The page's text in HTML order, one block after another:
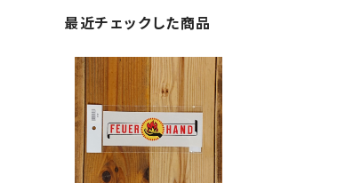
最近チェックした商品